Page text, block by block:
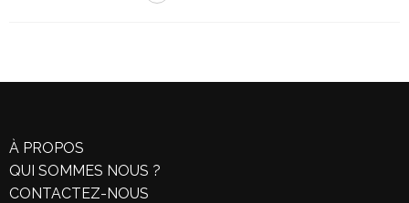
À PROPOS
QUI SOMMES NOUS ?
CONTACTEZ-NOUS